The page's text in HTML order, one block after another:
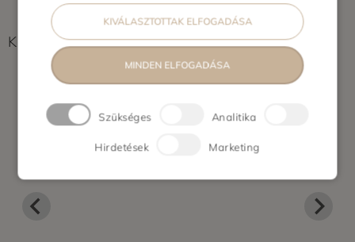
Képek feltöltés alatt...
KIVÁLASZTOTTAK ELFOGADÁSA
MINDEN ELFOGADÁSA
Szükséges Analitika
Hirdetések Marketing